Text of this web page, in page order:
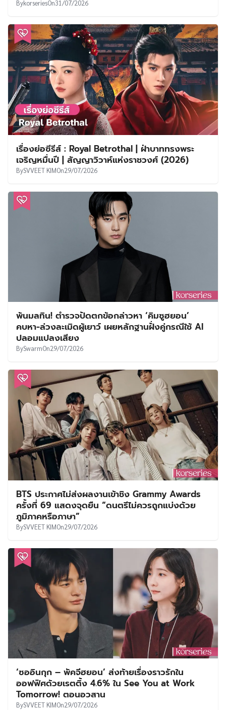
BykorseriesOn31/07/2026
เรื่องย่อซีรีส์ : Royal Betrothal | ฝ่าบาททรงพระ
เจริญหมื่นปี | สัญญาวิวาห์แห่งราชวงศ์ (2026)
BySVVEET KIMOn29/07/2026
พ้นมลทิน! ตำรวจปัดตกข้อกล่าวหา ‘คิมซูฮยอน’
คบหา-ล่วงละเมิดผู้เยาว์ เผยหลักฐานฝั่งคู่กรณีใช้ AI
ปลอมแปลงเสียง
BySwarmOn29/07/2026
BTS ประกาศไม่ส่งผลงานเข้าชิง Grammy Awards
ครั้งที่ 69 แสดงจุดยืน “ดนตรีไม่ควรถูกแบ่งด้วย
ภูมิภาคหรือภาษา”
BySVVEET KIMOn29/07/2026
‘ซออินกุก – พัคจีฮยอน’ ส่งท้ายเรื่องราวรักใน
ออฟฟิศด้วยเรตติ้ง 4.6% ใน See You at Work
Tomorrow! ตอนอวสาน
BySVVEET KIMOn29/07/2026